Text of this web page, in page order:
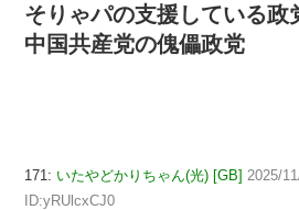
そりゃパの支援している政
中国共産党の傀儡政党
171: いたやどかりちゃん(光) [GB] 2025/
ID:yRUlcxCJ0